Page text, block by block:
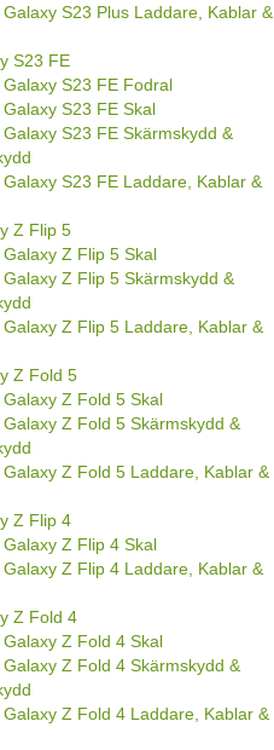
S23 Plus Laddare, Kablar &
S23 FE
S23 FE Fodral
S23 FE Skal
S23 FE Skärmskydd &
S23 FE Laddare, Kablar &
Z Flip 5
Z Flip 5 Skal
Z Flip 5 Skärmskydd &
Z Flip 5 Laddare, Kablar &
Z Fold 5
Z Fold 5 Skal
Z Fold 5 Skärmskydd &
Z Fold 5 Laddare, Kablar &
Z Flip 4
Z Flip 4 Skal
Z Flip 4 Laddare, Kablar &
Z Fold 4
Z Fold 4 Skal
Z Fold 4 Skärmskydd &
Z Fold 4 Laddare, Kablar &